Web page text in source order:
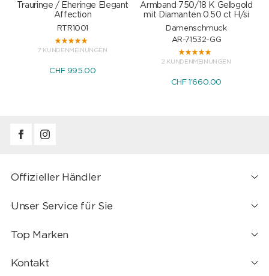
Trauringe / Eheringe Elegant
Affection
RTR1001
7 KUNDENMEINUNGEN
CHF 995.00
Armband 750/18 K Gelbgold
mit Diamanten 0.50 ct H/si
Damenschmuck
AR-71532-GG
2 KUNDENMEINUNGEN
CHF 1'660.00
Offizieller Händler
Unser Service für Sie
Top Marken
Kontakt